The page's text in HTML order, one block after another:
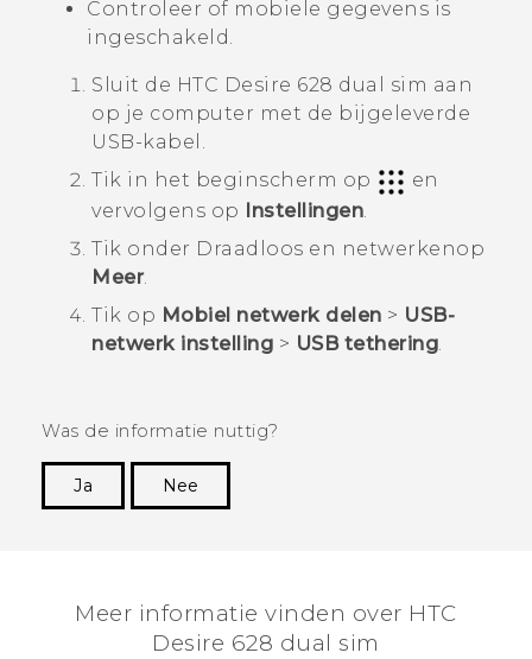
Controleer of mobiele gegevens is
ingeschakeld.
Sluit de HTC Desire 628 dual sim aan
op je computer met de bijgeleverde
USB-kabel.
Tik in het beginscherm op
en
vervolgens op Instellingen
Tik onder Draadloos en netwerkenop
Meer.
Tik op Mobiel netwerk delen > USB-
netwerk instelling > USB tethering
Was de informatie nuttig?
Ja
Nee
Meer informatie vinden over HTC
Desire 628 dual sim